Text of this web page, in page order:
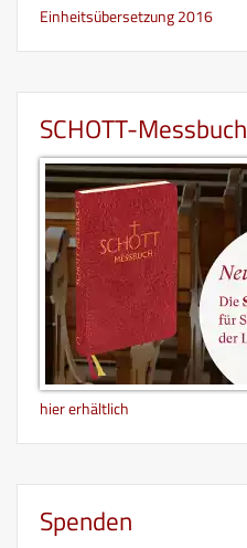
Einheitsübersetzung 2016
SCHOTT-Messbuch
hier erhältlich
Spenden